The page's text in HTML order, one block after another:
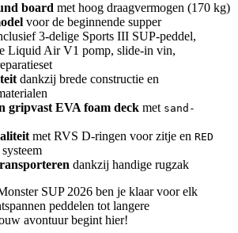
board met hoog draagvermogen (170 kg)
voor de beginnende supper
3-delige Sports III SUP-peddel,
Liquid Air V1 pomp, slide-in vin,
dankzij brede constructie en
gripvast EVA foam deck met sand-
met RVS D-ringen voor zitje en RED
dankzij handige rugzak
SUP 2026 ben je klaar voor elk
peddelen tot langere
avontuur begint hier!